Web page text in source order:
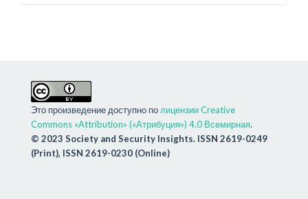
Это произведение доступно полицензии Creative
Commons «Attribution» («Атрибуция») 4.0 Всемирная.
© 2023 Society and Security Insights. ISSN 2619-0249
(Print), ISSN 2619-0230 (Online)